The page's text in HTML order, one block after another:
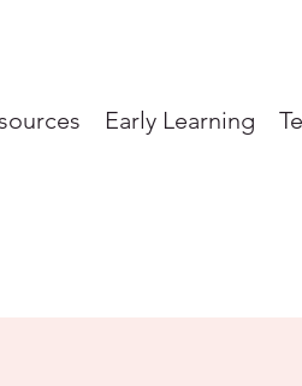
Early Learning